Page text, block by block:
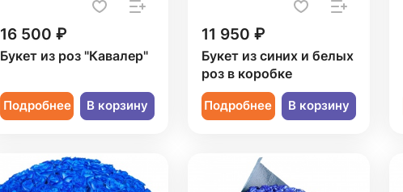
16 500 ₽
Букет из роз "Кавалер"
Подробнее В корзину
11 950 ₽
Букет из синих и белых
роз в коробке
Подробнее В корзину